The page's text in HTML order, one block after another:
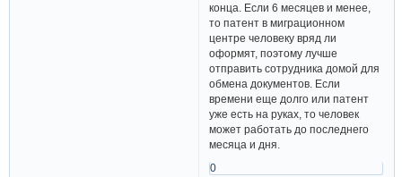
конца. Если 6 месяцев и менее,
то патент в миграционном
центре человеку вряд ли
оформят, поэтому лучше
отправить сотрудника домой для
обмена документов. Если
времени еще долго или патент
уже есть на руках, то человек
может работать до последнего
месяца и дня.
0